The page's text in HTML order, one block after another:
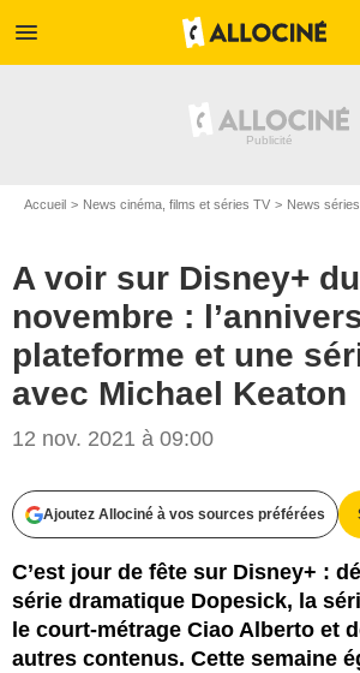
menu
Accueil News cinéma, films et séries TV News séries
A voir sur Disney+
novembre :
plateforme et une
avec Michael Keaton
12 nov. 2021 à 09:00
Ajoutez Allociné à vos sources préférées
C’est jour de fête sur Disney+ :
série dramatique Dopesick, la
le court-métrage Ciao Alberto et
autres contenus. Cette semaine